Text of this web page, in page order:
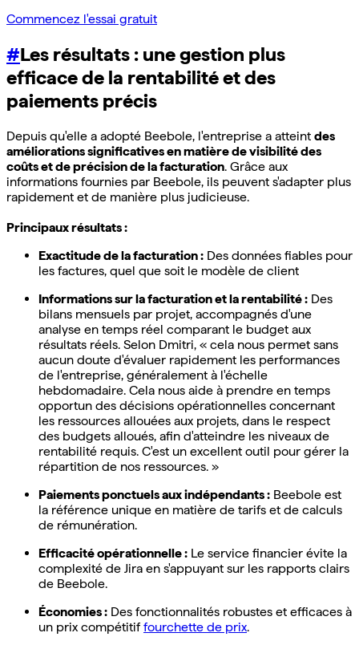
Commencez l'essai gratuit
#Les résultats : une gestion plus
efficace de la rentabilité et des
paiements précis
Depuis qu'elle a adopté Beebole, l'entreprise a atteint des
améliorations significatives en matière de visibilité des
coûts et de précision de la facturation. Grâce aux
informations fournies par Beebole, ils peuvent s'adapter plus
rapidement et de manière plus judicieuse.
Principaux résultats :
Exactitude de la facturation : Des données fiables pour
les factures, quel que soit le modèle de client
Informations sur la facturation et la rentabilité : Des
bilans mensuels par projet, accompagnés d'une
analyse en temps réel comparant le budget aux
résultats réels. Selon Dmitri, « cela nous permet sans
aucun doute d'évaluer rapidement les performances
de l'entreprise, généralement à l'échelle
hebdomadaire. Cela nous aide à prendre en temps
opportun des décisions opérationnelles concernant
les ressources allouées aux projets, dans le respect
des budgets alloués, afin d'atteindre les niveaux de
rentabilité requis. C'est un excellent outil pour gérer la
répartition de nos ressources. »
Paiements ponctuels aux indépendants : Beebole est
la référence unique en matière de tarifs et de calculs
de rémunération.
Efficacité opérationnelle : Le service financier évite la
complexité de Jira en s'appuyant sur les rapports clairs
de Beebole.
Économies : Des fonctionnalités robustes et efficaces à
un prix compétitif fourchette de prix.